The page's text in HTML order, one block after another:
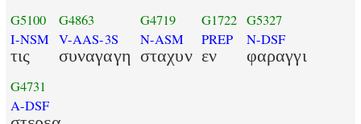
G5100
I-NSM
τις
G4863
V-AAS-3S
συναγαγη
G4719
N-ASM
σταχυν
G1722
PREP
εν
G5327
N-DSF
φαραγγι
G4731
A-DSF